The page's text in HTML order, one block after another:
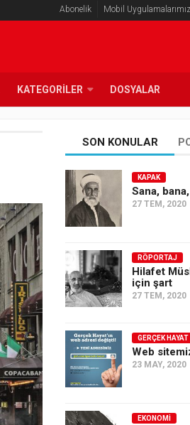
Abonelik Mobil Uygulamalarımız
KATEGORILER DOSYALAR
SON KONULAR
KAPAK
Sana,
27 TEM, 2020
RÖPORTAJ
Hilafet
için şart
27 TEM, 2020
GERÇEK HAYAT
Web
23 MAY, 2020
EKONOMI